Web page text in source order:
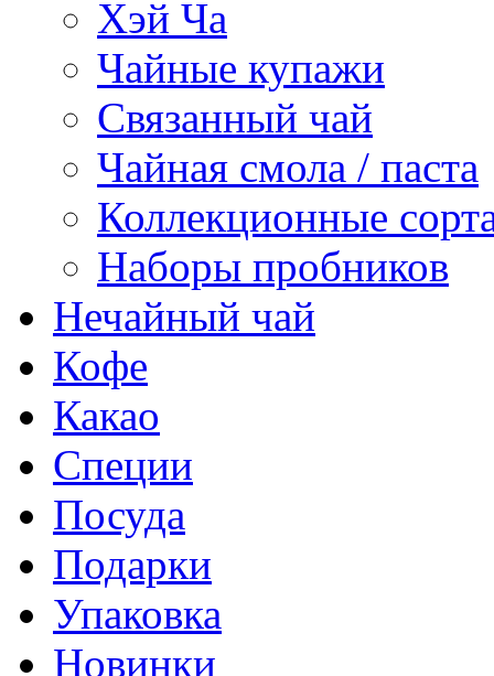
Хэй Ча
Чайные купажи
Связанный чай
Чайная смола / паста
Коллекционные
Наборы пробников
Нечайный чай
Кофе
Какао
Специи
Посуда
Подарки
Упаковка
Новинки